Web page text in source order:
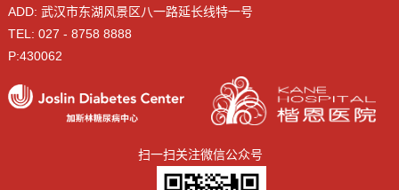
ADD: 武汉市东湖风景区八一路延长线特一号
TEL: 027 - 8758 8888
P:430062
扫一扫关注微信公众号